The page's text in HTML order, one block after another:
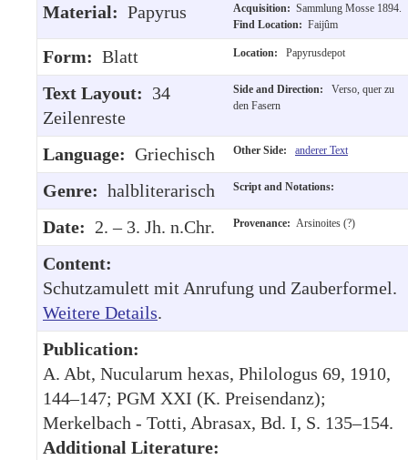
Material: Papyrus Acquisition: Sammlung Mosse 1894.
Find Location: Faijûm
Form: Blatt Location: Papyrusdepot
Text Layout: 34
Zeilenreste
Side and Direction:
Verso, quer zu
den Fasern
Language: Griechisch Other Side: anderer Text
Genre: halbliterarisch Script and Notations:
Date: 2. – 3. Jh. n.Chr. Provenance: Arsinoites (?)
Content:
Schutzamulett mit Anrufung und Zauberformel.
Weitere Details.
Publication:
A. Abt, Nucularum hexas, Philologus 69, 1910,
144–147; PGM XXI (K. Preisendanz);
Merkelbach - Totti, Abrasax, Bd. I, S. 135–154.
Additional Literature: